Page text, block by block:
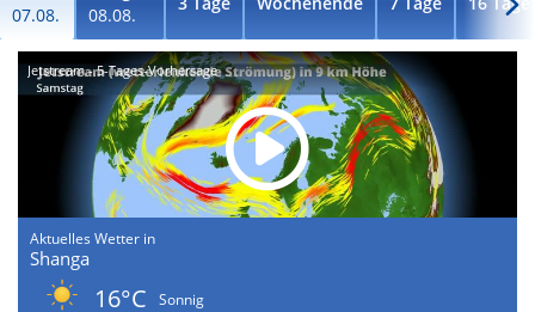
07.08.
08.08.
Jetstream - 5-Tages-Vorhersage
Aktuelles Wetter in
Shanga
16°C
Sonnig